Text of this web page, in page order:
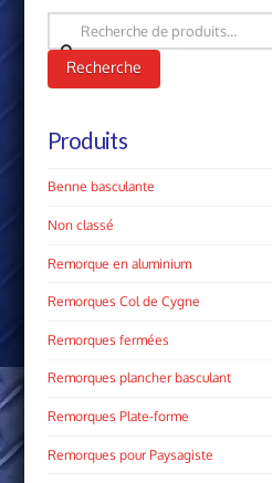
Recherche
pour :
Recherche
Produits
Benne basculante
Non classé
Remorque en aluminium
Remorques Col de Cygne
Remorques fermées
Remorques plancher basculant
Remorques Plate­-forme
Remorques pour Paysagiste